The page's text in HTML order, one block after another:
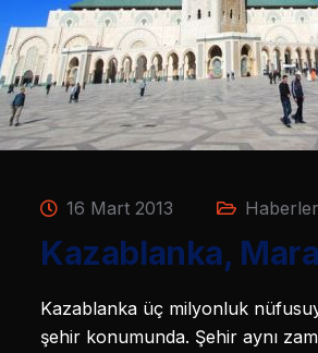
16 Mart 2013 Haberler
Kazablanka,
Kazablanka üç milyonluk
şehir konumunda. Şehir aynı